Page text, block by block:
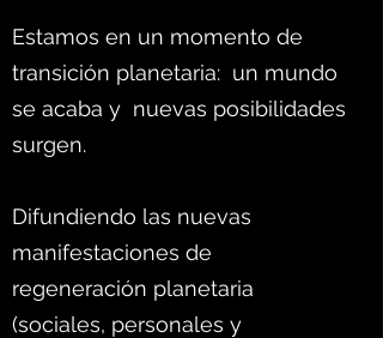
Estamos en un momento de
transición planetaria: un mundo
se acaba y nuevas posibilidades
surgen.
Difundiendo las nuevas
manifestaciones de
regeneración planetaria
(sociales, personales y